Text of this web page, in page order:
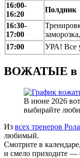
16:00-
16:20
Полдник
16:30-
17:00
17:00
УРА! Все
ВОЖАТЫЕ в
В июне 2026
выбирайте
Из всех тренеров
любимый.
Смотрите в
и смело приходите —